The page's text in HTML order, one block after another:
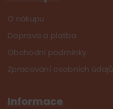
O nákupu
Doprava a platba
Obchodní podmínky
Zpracování osobních údajů
Informace